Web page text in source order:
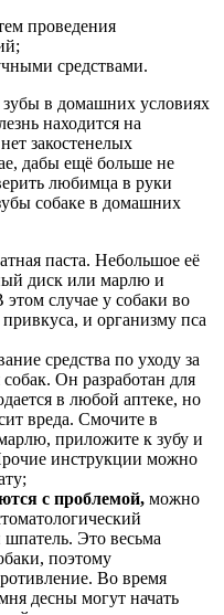
проведения
средствами.
в домашних условиях
находится на
закостенелых
дабы ещё больше не
любимца в руки
собаке в домашних
паста. Небольшое её
диск или марлю и
случае у собаки во
и организму пса
средства по уходу за
Он разработан для
в любой аптеке, но
вреда. Смочите в
приложите к зубу и
инструкции можно
с проблемой, можно
Это весьма
поэтому
Во время
десны могут начать